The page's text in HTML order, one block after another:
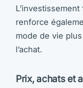
renforce
mode de vie
l’achat.
Prix, achats et